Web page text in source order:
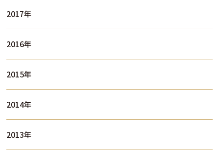
2017年
2016年
2015年
2014年
2013年